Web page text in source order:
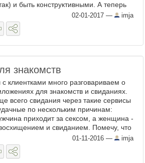
и быть конструктивными. А теперь
разоблачения черной магии -
это может быть ...
02-01-2017 — imja
знакомств
клиентками много разговариваем о
для знакомств и свиданиях.
всего свидания через такие сервисы
по нескольким причинам:
приходит за сексом, а женщина -
и свиданием. Помечу, что
женщины, что используют приложение
секса, им ...
01-11-2016 — imja